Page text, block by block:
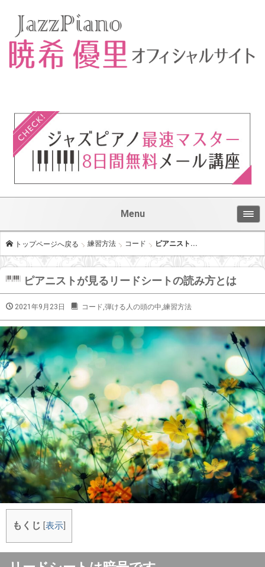
Menu
トップページへ戻る 練習方法 コード ピアニスト...
ピアニストが見るリードシートの読み方とは
2021年9月23日 コード,弾ける人の頭の中,練習方法
もくじ 表示